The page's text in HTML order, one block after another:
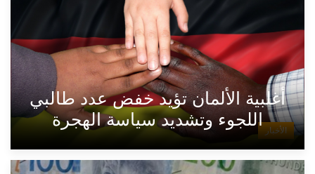
الأخبار
أغلبية الألمان تؤيد خفض عدد طالبي
اللجوء وتشديد سياسة الهجرة